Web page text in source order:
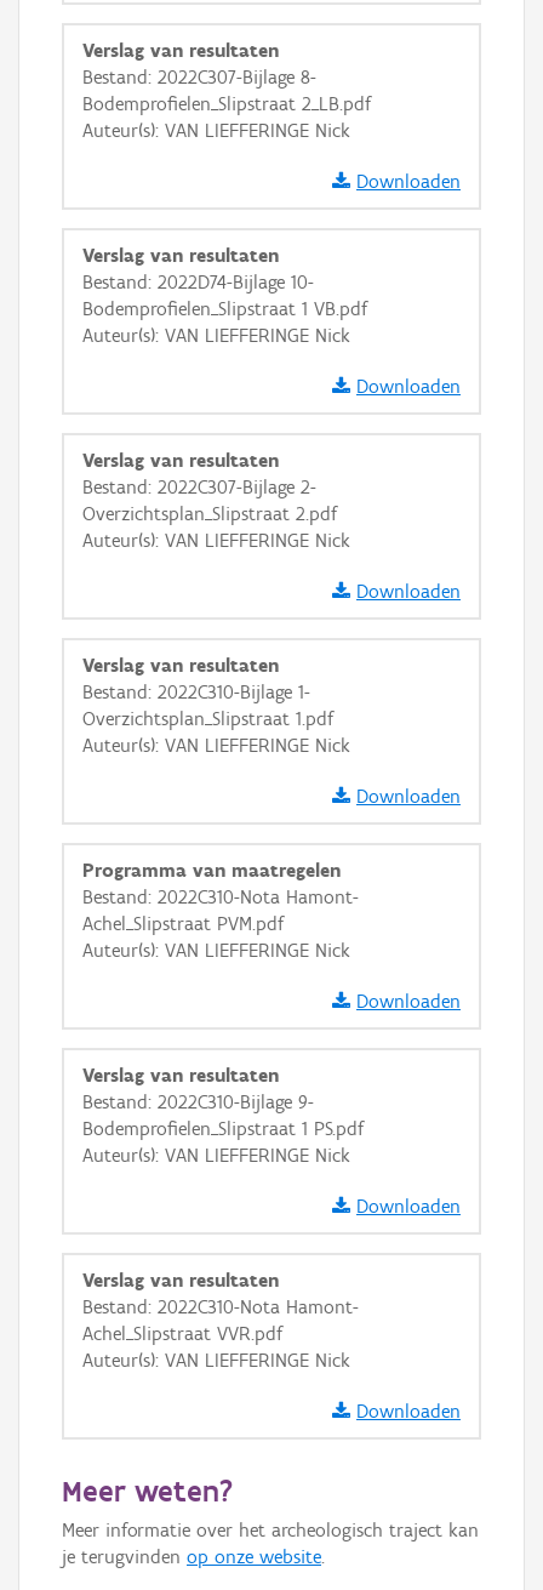
Verslag van resultaten
Bestand: 2022C307-Bijlage 8-
Bodemprofielen_Slipstraat 2_LB.pdf
Auteur(s): VAN LIEFFERINGE Nick
Downloaden
Verslag van resultaten
Bestand: 2022D74-Bijlage 10-
Bodemprofielen_Slipstraat 1 VB.pdf
Auteur(s): VAN LIEFFERINGE Nick
Downloaden
Verslag van resultaten
Bestand: 2022C307-Bijlage 2-
Overzichtsplan_Slipstraat 2.pdf
Auteur(s): VAN LIEFFERINGE Nick
Downloaden
Verslag van resultaten
Bestand: 2022C310-Bijlage 1-
Overzichtsplan_Slipstraat 1.pdf
Auteur(s): VAN LIEFFERINGE Nick
Downloaden
Programma van maatregelen
Bestand: 2022C310-Nota Hamont-
Achel_Slipstraat PVM.pdf
Auteur(s): VAN LIEFFERINGE Nick
Downloaden
Verslag van resultaten
Bestand: 2022C310-Bijlage 9-
Bodemprofielen_Slipstraat 1 PS.pdf
Auteur(s): VAN LIEFFERINGE Nick
Downloaden
Verslag van resultaten
Bestand: 2022C310-Nota Hamont-
Achel_Slipstraat VVR.pdf
Auteur(s): VAN LIEFFERINGE Nick
Downloaden
Meer weten?
Meer informatie over het archeologisch traject kan
je terugvinden op onze website.